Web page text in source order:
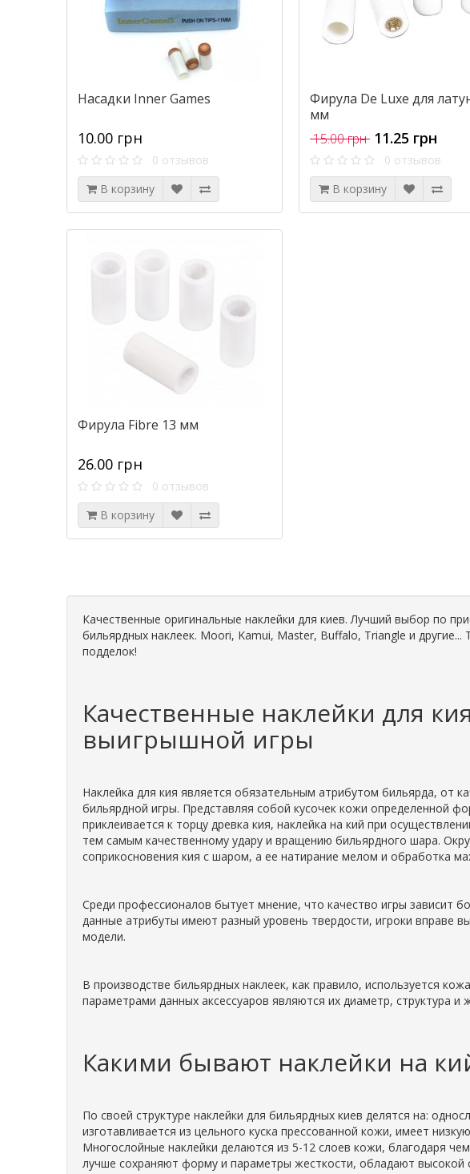
Насадки Inner Games
10.00 грн
0 отзывов
В корзину
Фирула De Luxe для
мм
15.00 грн 11.25 грн
0 отзывов
В корзину
Фирула Fibre 13 мм
26.00 грн
0 отзывов
В корзину
Качественные оригинальные наклейки для киев. Лучший выбор по
бильярдных наклеек. Moori, Kamui, Master, Buffalo, Triangle и
подделок!
Качественные наклейки для
выигрышной игры
Наклейка для кия является обязательным атрибутом бильярда, от
бильярдной игры. Представляя собой кусочек кожи определенной
приклеивается к торцу древка кия, наклейка на кий при
тем самым качественному удару и вращению бильярдного шара.
соприкосновения кия с шаром, а ее натирание мелом и обработка
Среди профессионалов бытует мнение, что качество игры зависит
данные атрибуты имеют разный уровень твердости, игроки вправе
модели.
В производстве бильярдных наклеек, как правило, используется
параметрами данных аксессуаров являются их диаметр, структура и
Какими бывают наклейки на
По своей структуре наклейки для бильярдных киев делятся на:
изготавливается из цельного куска прессованной кожи, имеет
Многослойные наклейки делаются из 5-12 слоев кожи, благодаря
лучше сохраняют форму и параметры жесткости, обладают высокой